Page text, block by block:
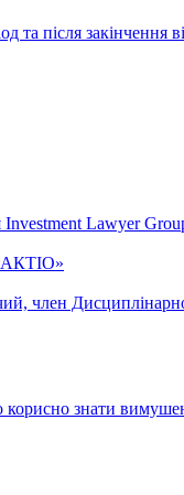
та після закінчення
Lawyer
член
знати